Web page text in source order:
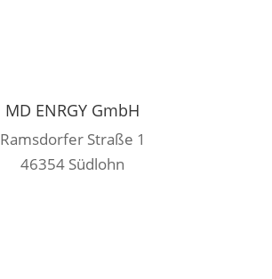
MD ENRGY GmbH
Ramsdorfer Straße 1
46354 Südlohn